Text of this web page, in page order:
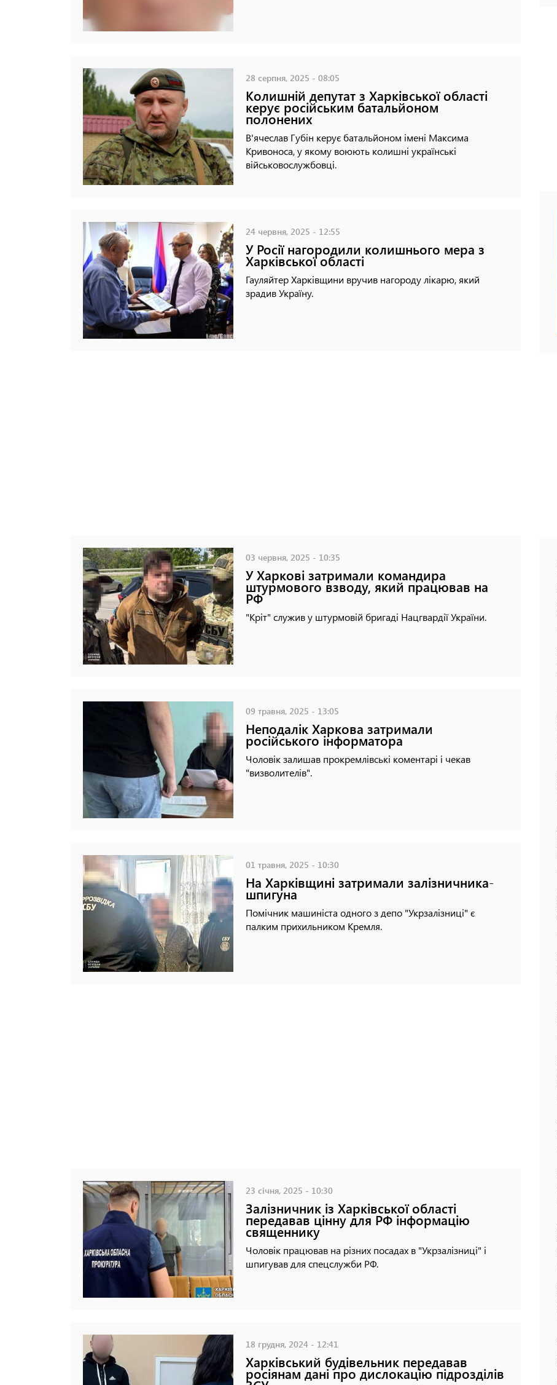
28 серпня, 2025 - 08:05
Колишній депутат з Харківської області
керує російським батальйоном
полонених
В'ячеслав Губін керує батальйоном імені Максима
Кривоноса, у якому воюють колишні українські
військовослужбовці.
24 червня, 2025 - 12:55
У Росії нагородили колишнього мера з
Харківської області
Гауляйтер Харківщини вручив нагороду лікарю, який
зрадив Україну.
03 червня, 2025 - 10:35
У Харкові затримали командира
штурмового взводу, який працював на
РФ
"Кріт" служив у штурмовій бригаді Нацгвардії України.
09 травня, 2025 - 13:05
Неподалік Харкова затримали
російського інформатора
Чоловік залишав прокремлівські коментарі і чекав
"визволителів".
01 травня, 2025 - 10:30
На Харківщині затримали залізничника-
шпигуна
Помічник машиніста одного з депо "Укрзалізниці" є
палким прихильником Кремля.
23 січня, 2025 - 10:30
Залізничник із Харківської області
передавав цінну для РФ інформацію
священнику
Чоловік працював на різних посадах в "Укрзалізниці" і
шпигував для спецслужби РФ.
18 грудня, 2024 - 12:41
Харківський будівельник передавав
росіянам дані про дислокацію підрозділів